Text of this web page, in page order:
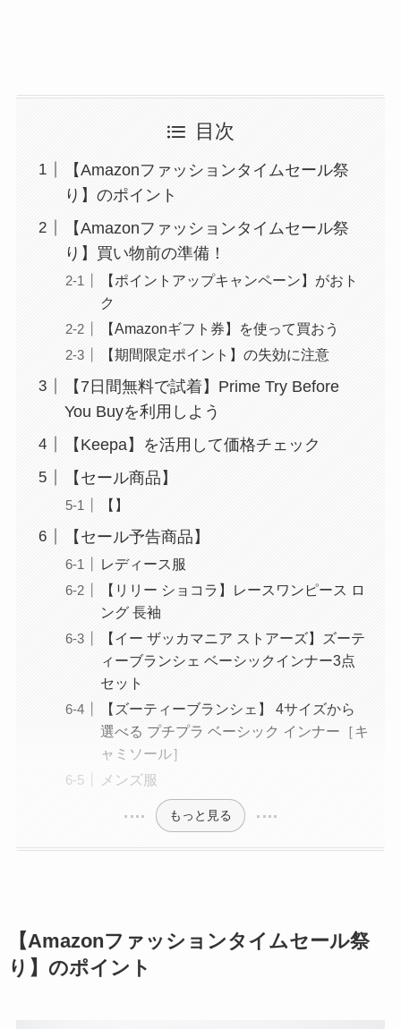
目次
【Amazonファッションタイムセール祭
り】のポイント
【Amazonファッションタイムセール祭
り】買い物前の準備！
【ポイントアップキャンペーン】がおト
ク
【Amazonギフト券】を使って買おう
【期間限定ポイント】の失効に注意
【7日間無料で試着】Prime Try Before
You Buyを利用しよう
【Keepa】を活用して価格チェック
【セール商品】
【】
【セール予告商品】
レディース服
【リリー ショコラ】レースワンピース ロ
ング 長袖
【イー ザッカマニア ストアーズ】ズーテ
ィーブランシェ ベーシックインナー3点
セット
【ズーティーブランシェ】 4サイズから
選べる プチプラ ベーシック インナー［キ
ャミソール］
メンズ服
もっと見る
【Amazonファッションタイムセール祭
り】のポイント